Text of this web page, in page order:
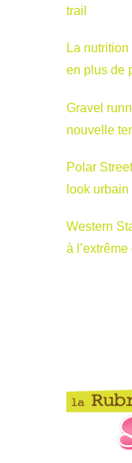
trail
La
en plus de
Gravel
nouvelle
Polar
look
Western
à